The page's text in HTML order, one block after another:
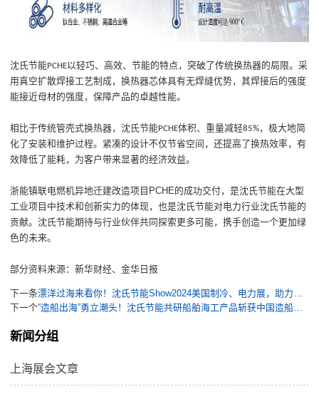
沈氏节能PCHE以轻巧、高效、节能的特点，突破了传统换热器的局限。采
用真空扩散焊接工艺制成，换热器芯体具有无焊缝优势，其焊接后的强度
能接近母材的强度，保障产品的卓越性能。
相比于传统管壳式换热器，沈氏节能PCHE体积、重量减轻85%，极大地简
化了安装和维护过程。紧凑的设计不仅节省空间，还提高了换热效率，有
效降低了能耗，为客户带来显著的经济效益。
浙能镇联电燃机异地迁建改造项目 PCHE的成功交付，是沈氏节能在大型
工业项目中技术和创新实力的体现，也是沈氏节能对电力行业沈氏节能的
贡献。沈氏节能期待与行业伙伴共同探索更多可能，携手创造一个更加绿
色的未来。
部分资料来源：新华财经、金华日报
下一条
下一个
新闻分组
上海展会文章